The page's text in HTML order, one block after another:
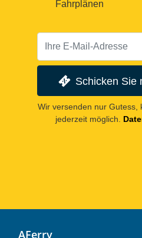
Fahrplänen
Schicken Sie
Wir versenden nur Gutess,
jederzeit möglich.
AFerry